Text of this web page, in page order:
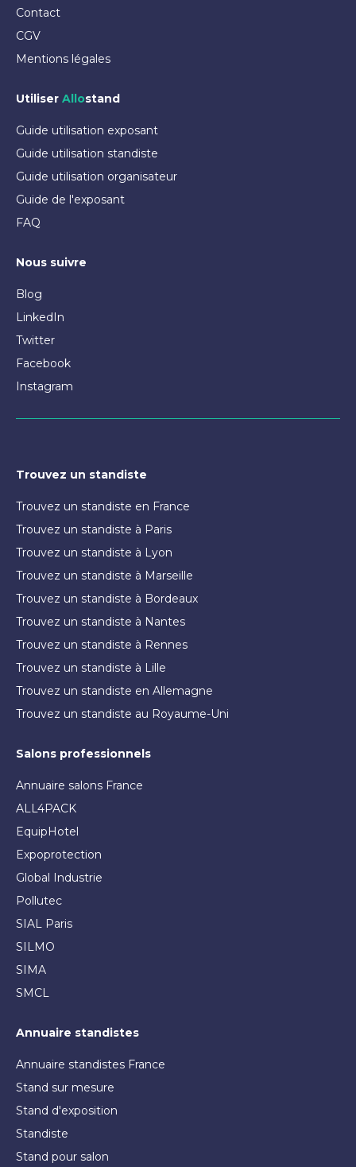
Contact
CGV
Mentions légales
Utiliser Allostand
Guide utilisation exposant
Guide utilisation standiste
Guide utilisation organisateur
Guide de l'exposant
FAQ
Nous suivre
Blog
LinkedIn
Twitter
Facebook
Instagram
Trouvez un standiste
Trouvez un standiste en France
Trouvez un standiste à Paris
Trouvez un standiste à Lyon
Trouvez un standiste à Marseille
Trouvez un standiste à Bordeaux
Trouvez un standiste à Nantes
Trouvez un standiste à Rennes
Trouvez un standiste à Lille
Trouvez un standiste en Allemagne
Trouvez un standiste au Royaume-Uni
Salons professionnels
Annuaire salons France
ALL4PACK
EquipHotel
Expoprotection
Global Industrie
Pollutec
SIAL Paris
SILMO
SIMA
SMCL
Annuaire standistes
Annuaire standistes France
Stand sur mesure
Stand d'exposition
Standiste
Stand pour salon